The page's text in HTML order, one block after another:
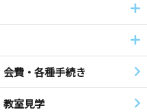
会費・各種手続き
教室見学